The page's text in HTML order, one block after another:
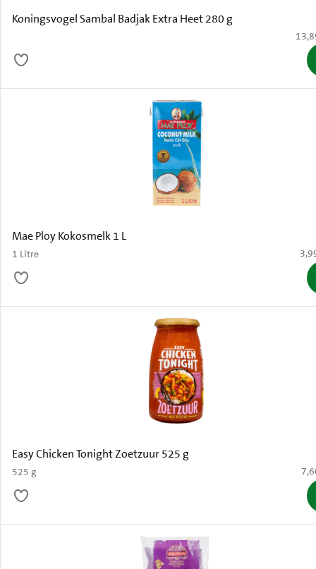
Koningsvogel Sambal Badjak Extra Heet 280 g
€
Mae Ploy Kokosmelk 1 L
1 Litre €
Easy Chicken Tonight Zoetzuur 525 g
525 g €